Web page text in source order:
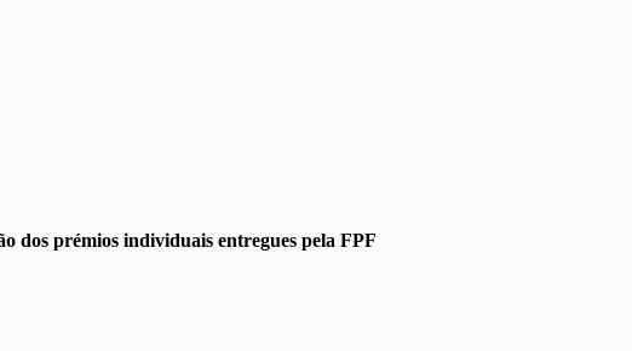
dos prémios individuais entregues pela FPF